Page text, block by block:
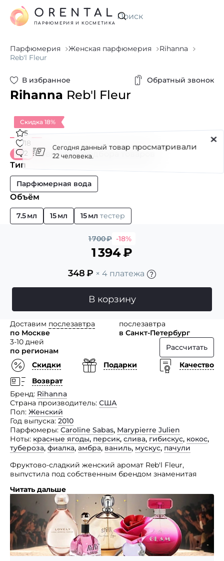
Искать
ORENTAL
ПАРФЮМЕРИЯ И КОСМЕТИКА
Парфюмерия Женская парфюмерия
Rihanna
Reb'l Fleur
В избранное Обратный звонок
Rihanna Reb'l Fleur
Скидка 18%
5
18
2
Сегодня данный товар просматривали
Новый вид подбора товаров
Тип
Парфюмерная вода
Объём
7.5 мл 15 мл 15 мл тестер
1 700₽ -18%
1 394₽
348₽ × 4 платежа
В корзину
Доставим послезавтра
по Москве
послезавтра
в Санкт-Петербург
3-10 дней
по регионам
Рассчитать
Скидки
Подарки
Качество
Возврат
Бренд Rihanna
Страна производитель США
Пол Женский
Год выпуска 2010
Парфюмеры Caroline Sabas, Marypierre Julien
Ноты красные ягоды, персик, слива, гибискус, кокос,
тубероза, фиалка, амбра, ваниль, мускус, пачули
Фруктово-сладкий женский аромат Reb'l Fleur,
выпустила под собственным брендом знаменитая
Его яркое, притягательное, тонкое, шипровое
звучание подчеркнет женственное очарование
и утонченный вкус своей носительницы. Парфюм
воплощает по-настоящему женский характер:
волнующий и непредсказуемый.
Читать дальше